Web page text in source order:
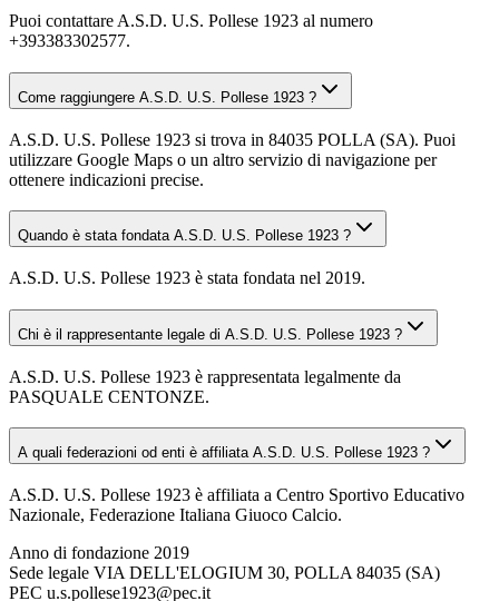
Puoi contattare A.S.D. U.S. Pollese 1923 al numero
+393383302577.
Come raggiungere A.S.D. U.S. Pollese 1923 ?
A.S.D. U.S. Pollese 1923 si trova in 84035 POLLA (SA). Puoi
utilizzare Google Maps o un altro servizio di navigazione per
ottenere indicazioni precise.
Quando è stata fondata A.S.D. U.S. Pollese 1923 ?
A.S.D. U.S. Pollese 1923 è stata fondata nel 2019.
Chi è il rappresentante legale di A.S.D. U.S. Pollese 1923 ?
A.S.D. U.S. Pollese 1923 è rappresentata legalmente da
PASQUALE CENTONZE.
A quali federazioni od enti è affiliata A.S.D. U.S. Pollese 1923 ?
A.S.D. U.S. Pollese 1923 è affiliata a Centro Sportivo Educativo
Nazionale, Federazione Italiana Giuoco Calcio.
Anno di fondazione 2019
Sede legale VIA DELL'ELOGIUM 30, POLLA 84035 (SA)
PEC u.s.pollese1923@pec.it